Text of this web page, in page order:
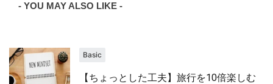
- YOU MAY ALSO LIKE -
Basic
【ちょっとした工夫】旅行を10倍楽しむ